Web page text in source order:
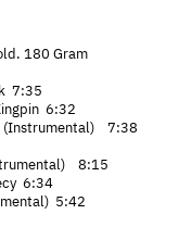
180 Gram
7:35
6:32
7:38
8:15
6:34
5:42